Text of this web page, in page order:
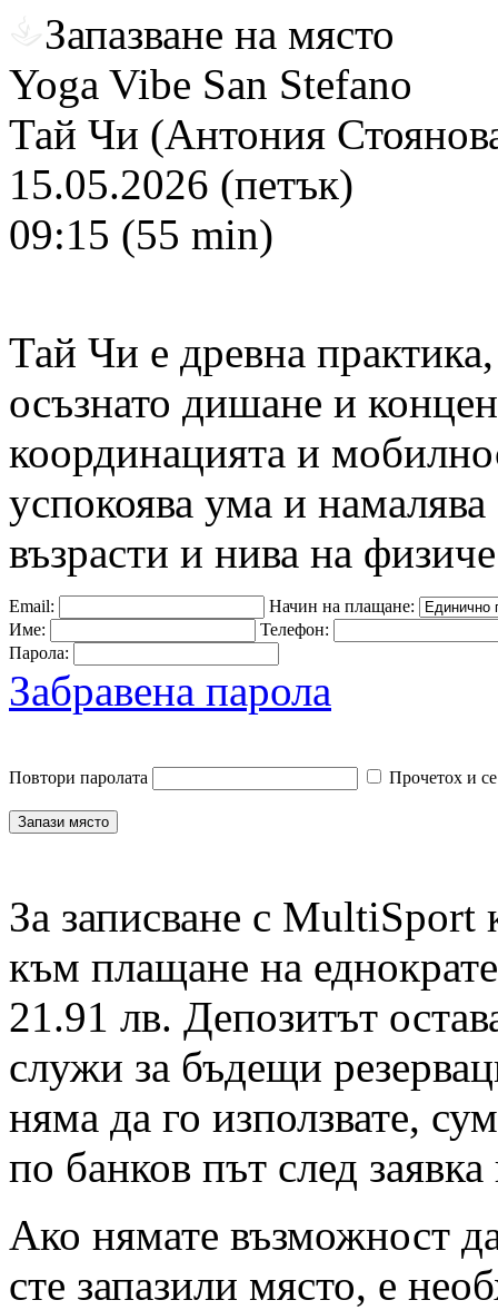
Запазване на място
Yoga Vibe San Stefano
Тай Чи (Антония
15.05.2026 (петък)
09:15 (55 min)
Тай Чи е древна
осъзнато дишане и
координацията и
успокоява ума и
възрасти и нива на
Email:
Начин на плащане:
Име:
Телефон:
Парола:
Забравена парола
Повтори паролата Прочетох и
За записване с MultiSport
към плащане на
21.91 лв. Депозитът
служи за бъдещи
няма да го използвате,
по банков път след
Ако нямате възможност
сте запазили място, е